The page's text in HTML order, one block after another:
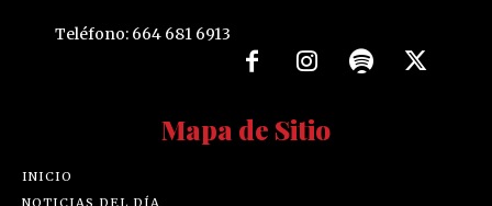
Teléfono: 664 681 6913
Mapa de Sitio
INICIO
NOTICIAS DEL DÍA